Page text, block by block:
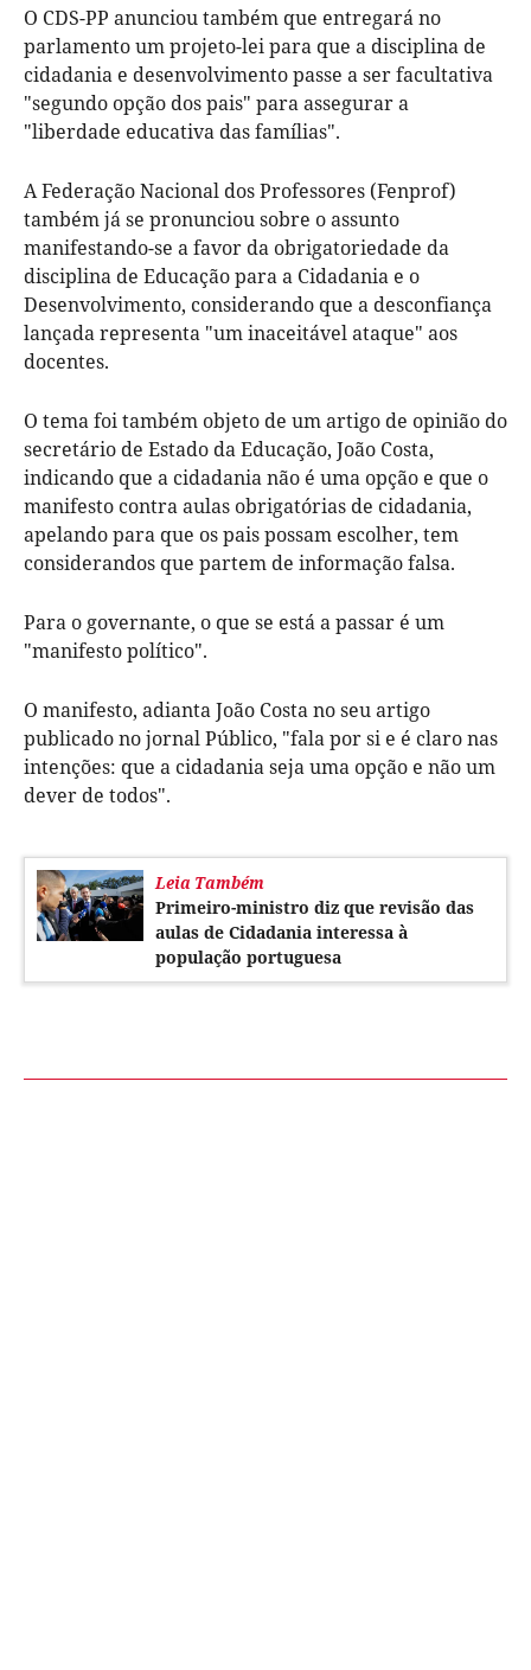
O CDS-PP anunciou também que entregará no
parlamento um projeto-lei para que a disciplina de
cidadania e desenvolvimento passe a ser facultativa
"segundo opção dos pais" para assegurar a
"liberdade educativa das famílias".
A Federação Nacional dos Professores (Fenprof)
também já se pronunciou sobre o assunto
manifestando-se a favor da obrigatoriedade da
disciplina de Educação para a Cidadania e o
Desenvolvimento, considerando que a desconfiança
lançada representa "um inaceitável ataque" aos
docentes.
O tema foi também objeto de um artigo de opinião do
secretário de Estado da Educação, João Costa,
indicando que a cidadania não é uma opção e que o
manifesto contra aulas obrigatórias de cidadania,
apelando para que os pais possam escolher, tem
considerandos que partem de informação falsa.
Para o governante, o que se está a passar é um
"manifesto político".
O manifesto, adianta João Costa no seu artigo
publicado no jornal Público, "fala por si e é claro nas
intenções: que a cidadania seja uma opção e não um
dever de todos".
Leia Também
Primeiro-ministro diz que revisão das
aulas de Cidadania interessa à
população portuguesa